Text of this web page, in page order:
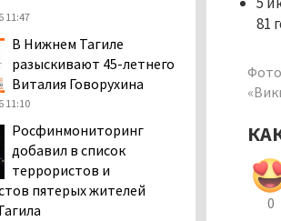
81
0
Тагильские спасатели
помогли заблудившемуся
в лесу мужчине найти
16:28
Прокуратура
Дзержинского района
Нижнего Тагила
11:47
В Нижнем Тагиле
разыскивают 45-летнего
Виталия Говорухина
11:10
Росфинмониторинг
добавил в список
террористов и
пятерых жителей